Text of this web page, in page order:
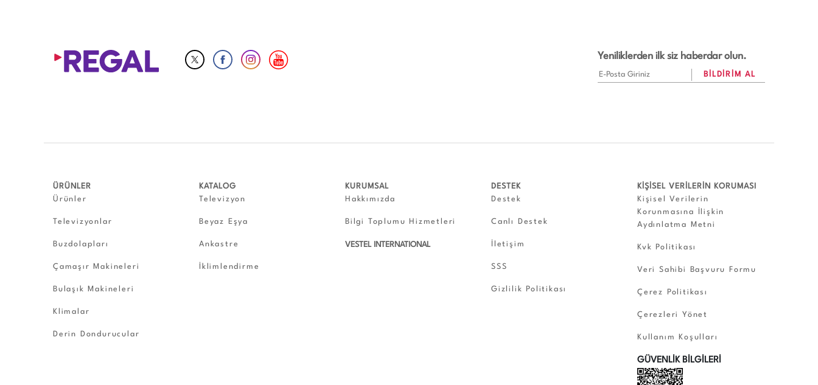
Yeniliklerden ilk siz haberdar olun.
ÜRÜNLER
Ürünler
Televizyonlar
Buzdolapları
Çamaşır Makineleri
Bulaşık Makineleri
Klimalar
Derin Dondurucular
KATALOG
Televizyon
Beyaz Eşya
Ankastre
İklimlendirme
KURUMSAL
Hakkımızda
Bilgi Toplumu Hizmetleri
VESTEL INTERNATIONAL
DESTEK
Destek
Canlı Destek
İletişim
SSS
Gizlilik Politikası
KİŞİSEL VERİLERİN KORUMASI
Kişisel Verilerin
Korunmasına İlişkin
Aydınlatma Metni
Kvk Politikası
Veri Sahibi Başvuru Formu
Çerez Politikası
Çerezleri Yönet
Kullanım Koşulları
GÜVENLİK BİLGİLERİ